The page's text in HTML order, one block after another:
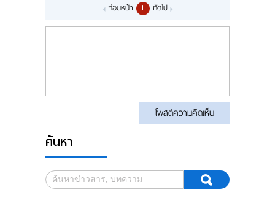
ก่อนหน้า 1 ถัดไป
โพสต์ความคิดเห็น
ค้นหา